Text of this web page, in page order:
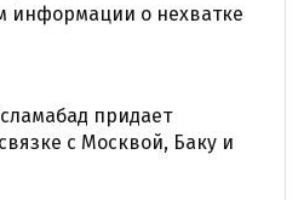
информации о нехватке
придает
с Москвой, Баку и